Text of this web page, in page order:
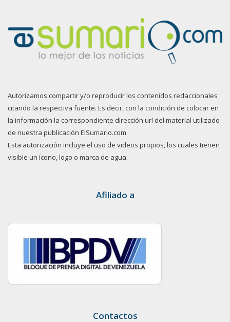
Autorizamos compartir y/o reproducir los contenidos redaccionales
citando la respectiva fuente. Es decir, con la condición de colocar en
la información la correspondiente dirección url del material utilizado
de nuestra publicación ElSumario.com
Esta autorización incluye el uso de videos propios, los cuales tienen
visible un ícono, logo o marca de agua.
Afiliado a
Contactos